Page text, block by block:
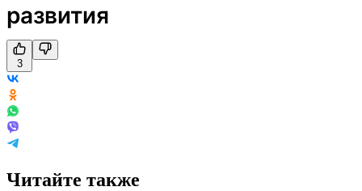
развития
3
Читайте также